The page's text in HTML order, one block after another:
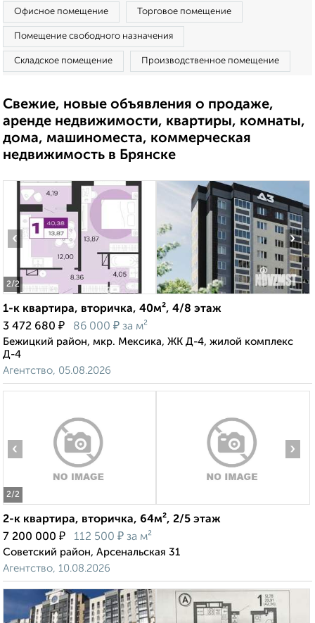
Офисное помещение Торговое помещение
Помещение свободного назначения
Складское помещение Производственное помещение
Свежие, новые объявления о продаже,
аренде недвижимости, квартиры, комнаты,
дома, машиноместа, коммерческая
недвижимость в Брянске
2/2
‹ ›
1-к квартира, вторичка, 40м², 4/8 этаж
3 472 680 ₽ 86 000 ₽ за м²
Бежицкий район, мкр. Мексика, ЖК Д-4, жилой комплекс
Д-4
Агентство, 05.08.2026
2/2
‹ ›
2-к квартира, вторичка, 64м², 2/5 этаж
7 200 000 ₽ 112 500 ₽ за м²
Советский район, Арсенальская 31
Агентство, 10.08.2026